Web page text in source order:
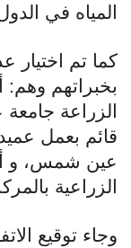
المياه في
كما تم اختيار
بخبراتهم وهم:
الزراعة
قائم بعمل
عين شمس، و
الزراعية
وجاء توقيع